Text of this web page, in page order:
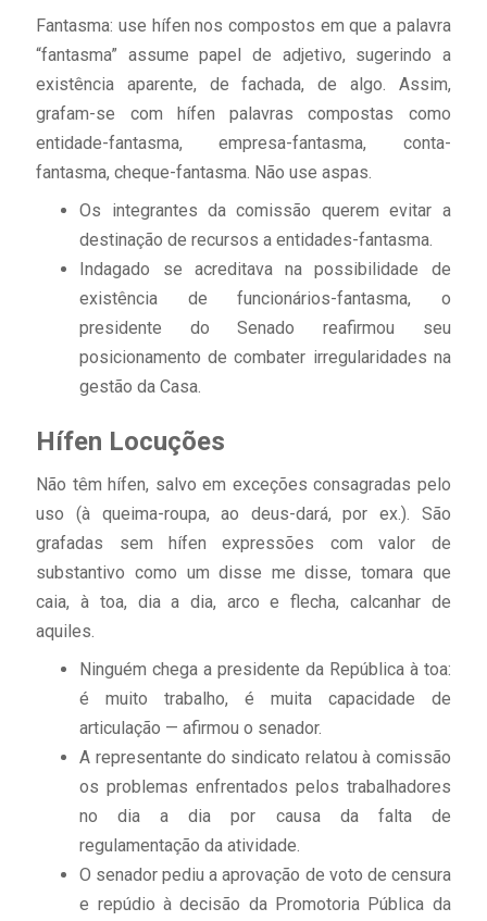
Fantasma: use hífen nos compostos em que a palavra
“fantasma” assume papel de adjetivo, sugerindo a
existência aparente, de fachada, de algo. Assim,
grafam-se com hífen palavras compostas como
entidade-fantasma, empresa-fantasma, conta-
fantasma, cheque-fantasma. Não use aspas.
Os integrantes da comissão querem evitar a
destinação de recursos a entidades-fantasma.
Indagado se acreditava na possibilidade de
existência de funcionários-fantasma, o
presidente do Senado reafirmou seu
posicionamento de combater irregularidades na
gestão da Casa.
Hífen Locuções
Não têm hífen, salvo em exceções consagradas pelo
uso (à queima-roupa, ao deus-dará, por ex.). São
grafadas sem hífen expressões com valor de
substantivo como um disse me disse, tomara que
caia, à toa, dia a dia, arco e flecha, calcanhar de
aquiles.
Ninguém chega a presidente da República à toa:
é muito trabalho, é muita capacidade de
articulação — afirmou o senador.
A representante do sindicato relatou à comissão
os problemas enfrentados pelos trabalhadores
no dia a dia por causa da falta de
regulamentação da atividade.
O senador pediu a aprovação de voto de censura
e repúdio à decisão da Promotoria Pública da